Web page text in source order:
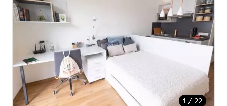
1 / 22